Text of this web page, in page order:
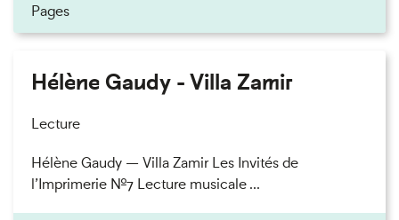
Pages
Hélène Gaudy - Villa Zamir
Lecture
Hélène Gaudy — Villa Zamir Les Invités de
l’Imprimerie n°7 Lecture musicale ...